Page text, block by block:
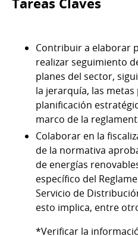
Contribuir a elaborar
realizar seguimiento
planes del sector,
la jerarquía, las
planificación
marco de la
Colaborar en la
de la normativa
de energías
específico del
Servicio de
esto implica, entre
*Verificar la